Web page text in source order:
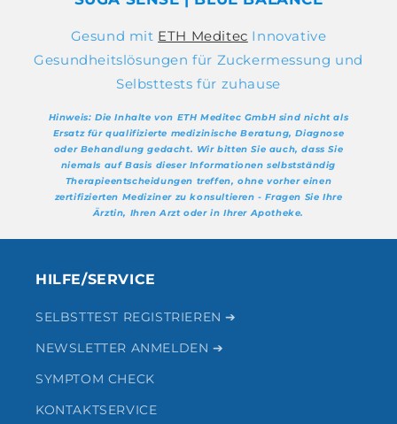
Gesund mit ETH Meditec Innovative
Gesundheitslösungen für Zuckermessung und
Selbsttests für zuhause
Hinweis: Die Inhalte von ETH Meditec GmbH sind nicht als
Ersatz für qualifizierte medizinische Beratung, Diagnose
oder Behandlung gedacht. Wir bitten Sie auch, dass Sie
niemals auf Basis dieser Informationen selbstständig
Therapieentscheidungen treffen, ohne vorher einen
zertifizierten Mediziner zu konsultieren - Fragen Sie Ihre
Ärztin, Ihren Arzt oder in Ihrer Apotheke.
HILFE/SERVICE
SELBSTTEST REGISTRIEREN ➔
NEWSLETTER ANMELDEN ➔
SYMPTOM CHECK
KONTAKTSERVICE